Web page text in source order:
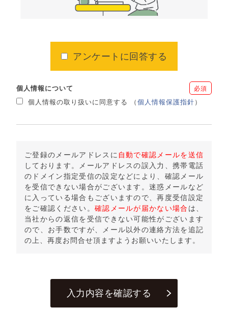
アンケートに回答する
個人情報について 必須
個人情報の取り扱いに同意する （個人情報保護指針）
ご登録のメールアドレスに 自動で確認メールを送信
しております。メールアドレスの誤入力、携帯電話
のドメイン指定受信の設定などにより、確認メール
を受信できない場合がございます。迷惑メールなど
に入っている場合もございますので、再度受信設定
をご確認ください。 確認メールが届かない場合 は、
当社からの返信を受信できない可能性がございます
ので、お手数ですが、メール以外の連絡方法を追記
の上、再度お問合せ頂ますようお願いいたします。